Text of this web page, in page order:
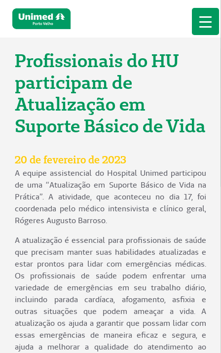
Profissionais do HU
participam de
Atualização em
Suporte Básico de Vida
20 de fevereiro de 2023
A equipe assistencial do Hospital Unimed participou
de uma “Atualização em Suporte Básico de Vida na
Prática”. A atividade, que aconteceu no dia 17, foi
coordenada pelo médico intensivista e clínico geral,
Rógeres Augusto Barroso.
A atualização é essencial para profissionais de saúde
que precisam manter suas habilidades atualizadas e
estar prontos para lidar com emergências médicas.
Os profissionais de saúde podem enfrentar uma
variedade de emergências em seu trabalho diário,
incluindo parada cardíaca, afogamento, asfixia e
outras situações que podem ameaçar a vida. A
atualização os ajuda a garantir que possam lidar com
essas emergências de maneira eficaz e segura, e
ajuda a melhorar a qualidade do atendimento ao